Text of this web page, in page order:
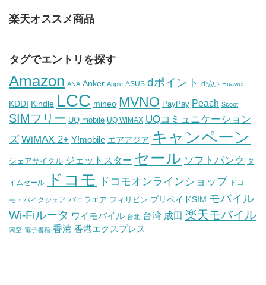
楽天オススメ商品
タグでエントリを探す
Amazon ANA Anker Apple ASUS dポイント d払い Huawei
KDDI Kindle LCC mineo MVNO PayPay Peach Scoot
SIMフリー UQ mobile UQ WiMAX UQコミュニケーション
ズ WiMAX 2+ Y!mobile エアアジア キャンペーン
シェアサイクル ジェットスター セール ソフトバンク タ
イムセール ドコモ ドコモオンラインショップ ドコ
モ・バイクシェア バニラエア フィリピン プリペイドSIM モバイル
Wi-Fiルータ ワイモバイル 台北 台湾 成田 楽天モバイル
関空 電子書籍 香港 香港エクスプレス